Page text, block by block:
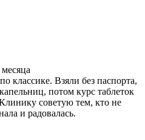
месяца
классике. Взяли без паспорта,
потом курс таблеток
советую тем, кто не
и радовалась.